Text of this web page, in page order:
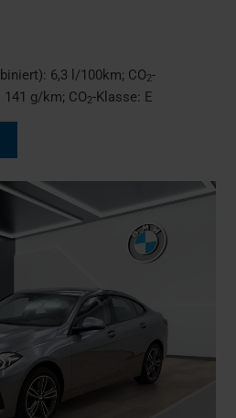
6,3 l/100km; CO2-
141 g/km; CO2-Klasse: E